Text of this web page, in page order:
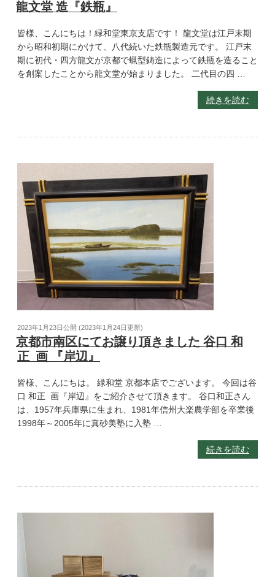
龍文堂 造『鉄瓶』
皆様、こんにちは！緑和堂東京支店です！ 龍文堂は江戸末期
から昭和初期にかけて、八代続いた鉄瓶製造元です。 江戸末
期に初代・四方龍文が京都で蝋型鋳造によって鉄瓶を造ること
を創案したことから龍文堂が始まりました。 二代目の四 …
続きを読む
2023年1月23日公開 (2023年1月24日更新)
京都市南区にてお譲り頂きました 谷口 和
正 画 『岸辺』
皆様、こんにちは。 緑和堂 京都本店でございます。 今回は谷
口 和正 画『岸辺』をご紹介させて頂きます。 谷口和正さん
は、1957年兵庫県に生まれ、1981年信州大楽農学部を卒業後
1998年～2005年に真砂美塾に入塾 …
続きを読む